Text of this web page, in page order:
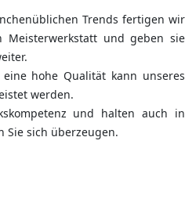
Trends fertigen wir
und geben sie
hohe Qualität kann unseres
werden.
und halten auch in
Sie sich überzeugen.